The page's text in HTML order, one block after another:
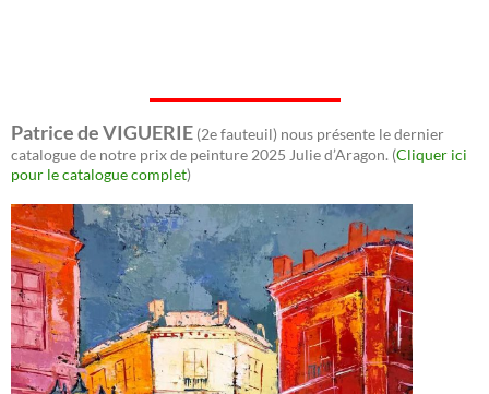
Patrice de VIGUERIE (2e fauteuil) nous présente le dernier
catalogue de notre prix de peinture 2025 Julie d’Aragon. (Cliquer ici
pour le catalogue complet)